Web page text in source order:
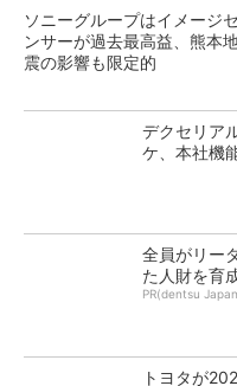
ソニーグループはイメージセ
ンサーが過去最高益、熊本
震の影響も限定的
デクセリア
ケ、本社機
全員がリー
た人財を育
PR(dentsu
トヨタが